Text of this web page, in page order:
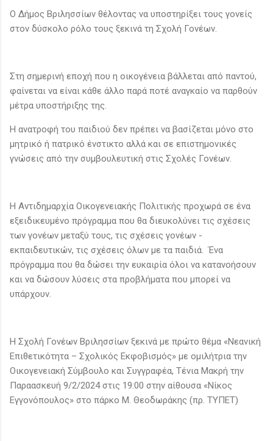
Ο Δήμος Βριλησσίων θέλοντας να υποστηρίξει τους γονείς
στον δύσκολο ρόλο τους ξεκινά τη Σχολή Γονέων.
Στη σημερινή εποχή που η οικογένεια βάλλεται από παντού,
φαίνεται να είναι κάθε άλλο παρά ποτέ αναγκαίο να παρθούν
μέτρα υποστήριξης της.
Η ανατροφή του παιδιού δεν πρέπει να βασίζεται μόνο στο
μητρικό ή πατρικό ένστικτο αλλά και σε επιστημονικές
γνώσεις από την συμβουλευτική στις Σχολές Γονέων.
Η Αντιδημαρχία Οικογενειακής Πολιτικής προχωρά σε ένα
εξειδικευμένο πρόγραμμα που θα διευκολύνει τις σχέσεις
των γονέων μεταξύ τους, τις σχέσεις γονέων -
εκπαιδευτικών, τις σχέσεις όλων με τα παιδιά. Ένα
πρόγραμμα που θα δώσει την ευκαιρία όλοι να κατανοήσουν
και να δώσουν λύσεις στα προβλήματα που μπορεί να
υπάρχουν.
Η Σχολή Γονέων Βριλησσίων ξεκινά με πρώτο θέμα «Νεανική
Επιθετικότητα – Σχολικός Εκφοβισμός» με ομιλήτρια την
Οικογενειακή Σύμβουλο και Συγγραφέα, Τένια Μακρή την
Παραασκευή 9/2/2024 στις 19:00 στην αίθουσα «Νίκος
Εγγονόπουλος» στο πάρκο Μ. Θεοδωράκης (πρ. ΤΥΠΕΤ)